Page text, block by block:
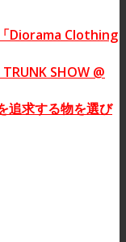
Diorama Clothing
TRUNK SHOW @
追求する物を選び